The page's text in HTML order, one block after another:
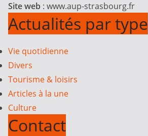
Site web : www.aup-strasbourg.fr
Actualités par type
Vie quotidienne
Divers
Tourisme & loisirs
Articles à la une
Culture
Contact